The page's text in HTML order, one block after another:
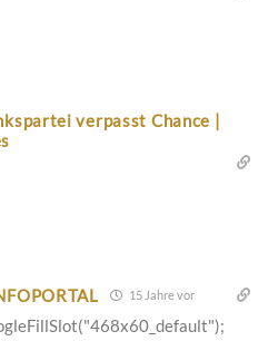
verpasst Chance |
15 Jahre vor